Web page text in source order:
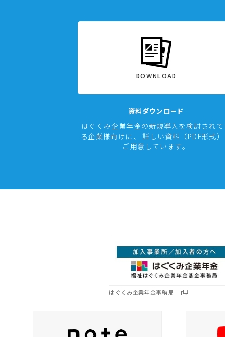
DOWNLOAD
資料ダウンロード
はぐくみ企業年金の新規導入を検討されて
る企業様向けに、 詳しい資料（PDF形式）
ご用意しています。
はぐくみ企業年金事務局